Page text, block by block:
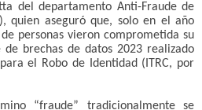
del departamento Anti-Fraude de
quien aseguró que, solo en el año
personas vieron comprometida su
brechas de datos 2023 realizado
el Robo de Identidad (ITRC, por
“fraude” tradicionalmente se